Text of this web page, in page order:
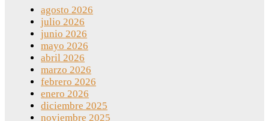
agosto 2026
julio 2026
junio 2026
mayo 2026
abril 2026
marzo 2026
febrero 2026
enero 2026
diciembre 2025
noviembre 2025